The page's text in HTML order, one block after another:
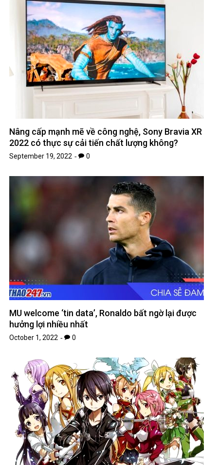
Nâng cấp mạnh mẽ về công nghệ, Sony Bravia XR
2022 có thực sự cải tiến chất lượng không?
September 19, 2022 0
MU welcome ‘tin data’, Ronaldo bất ngờ lại được
hưởng lợi nhiều nhất
October 1, 2022 0